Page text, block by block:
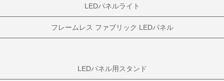
LEDパネルライト
フレームレス ファブリック LEDパネル
LEDパネル用スタンド